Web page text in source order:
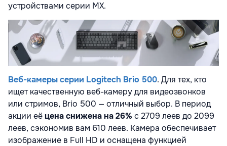
устройствами серии MX.
Веб-камеры серии Logitech Brio 500. Для тех, кто
ищет качественную веб-камеру для видеозвонков
или стримов, Brio 500 — отличный выбор. В период
акции еёцена снижена на 26% с 2709 леев до 2099
леев, сэкономив вам 610 леев. Камера обеспечивает
изображение в Full HD и оснащена функцией